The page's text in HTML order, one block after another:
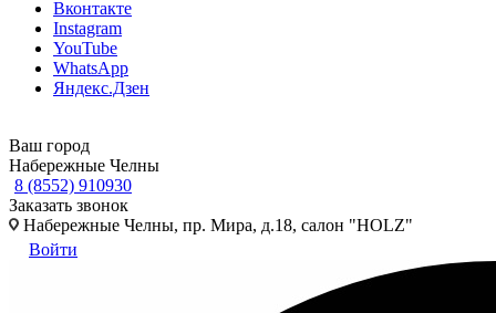
Вконтакте
Instagram
YouTube
WhatsApp
Яндекс.Дзен
Ваш город
Набережные Челны
8 (8552) 910930
Заказать звонок
Набережные Челны, пр. Мира, д.18, салон "HOLZ"
Войти